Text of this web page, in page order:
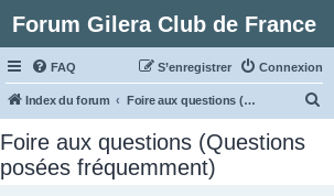
Forum Gilera Club de France
FAQ Connexion
S’enregistrer
Index du forum Foire aux questions (Questions posées fréquemment)
Foire aux questions (Questions
posées fréquemment)